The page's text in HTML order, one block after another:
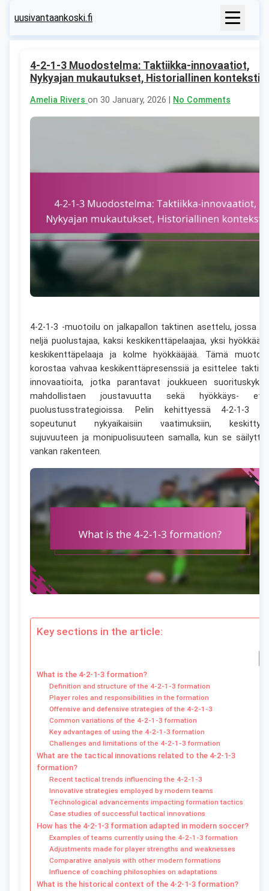
uusivantaankoski.fi
4-2-1-3 Muodostelma: Taktiikka-innovaatiot,
Nykyajan mukautukset, Historiallinen konteksti
Amelia Rivers on 30 January, 2026 | No Comments
4-2-1-3 -muotoilu on jalkapallon taktinen asettelu, jossa
neljä puolustajaa, kaksi keskikenttäpelaajaa, yksi
keskikenttäpelaaja ja kolme hyökkääjää. Tämä
korostaa vahvaa keskikenttäpresenssiä ja esittelee
innovaatioita, jotka parantavat joukkueen
mahdollistaen joustavuutta sekä hyökkäys-
puolustusstrategioissa. Pelin kehittyessä 4-2-1-3
sopeutunut nykyaikaisiin vaatimuksiin,
sujuvuuteen ja monipuolisuuteen samalla, kun se
vankan rakenteen.
Key sections in the article:
What is the 4-2-1-3 formation?
Definition and structure of the 4-2-1-3 formation
Player roles and responsibilities in the formation
Offensive and defensive strategies of the 4-2-1-3
Common variations of the 4-2-1-3 formation
Key advantages of using the 4-2-1-3 formation
Challenges and limitations of the 4-2-1-3 formation
What are the tactical innovations related to the 4-2-1-3
formation?
Recent tactical trends influencing the 4-2-1-3
Innovative strategies employed by modern teams
Technological advancements impacting formation tactics
Case studies of successful tactical innovations
How has the 4-2-1-3 formation adapted in modern soccer?
Examples of teams currently using the 4-2-1-3 formation
Adjustments made for player strengths and weaknesses
Comparative analysis with other modern formations
Influence of coaching philosophies on adaptations
What is the historical context of the 4-2-1-3 formation?